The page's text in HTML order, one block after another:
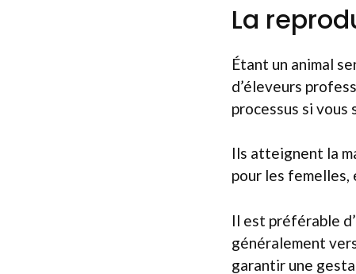
La
Étant un animal
d’éleveurs
processus si vous
Ils atteignent la
pour les femelles,
Il est préférable
généralement
garantir une